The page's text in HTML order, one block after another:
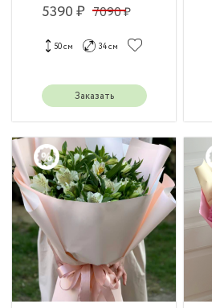
5390 ₽ 7090 ₽
50 см 34 см
Заказать